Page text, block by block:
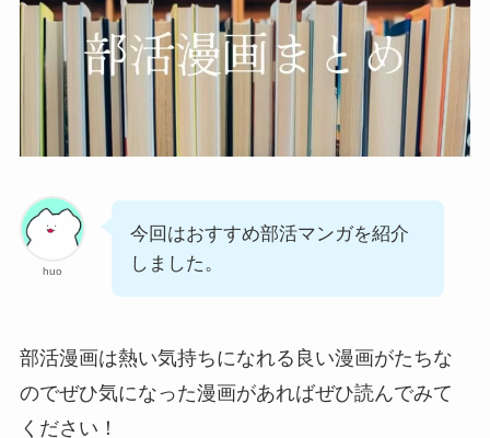
huo
今回はおすすめ部活マンガを紹介
しました。
部活漫画は熱い気持ちになれる良い漫画がたちな
のでぜひ気になった漫画があればぜひ読んでみて
ください！